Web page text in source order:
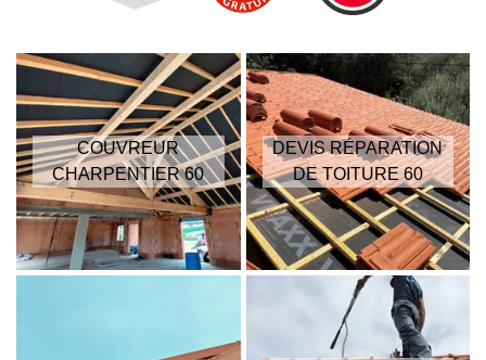
COUVREUR
CHARPENTIER 60
DEVIS RÉPARATION
DE TOITURE 60